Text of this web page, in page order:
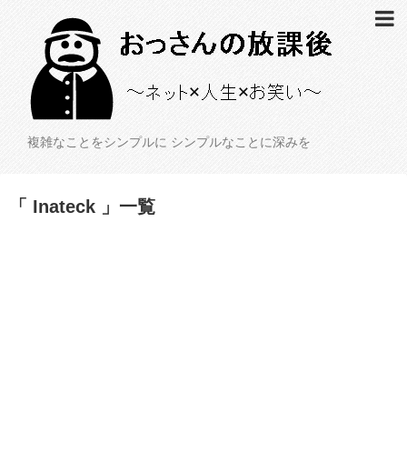
複雑なことをシンプルに シンプルなことに深みを
「 Inateck 」一覧